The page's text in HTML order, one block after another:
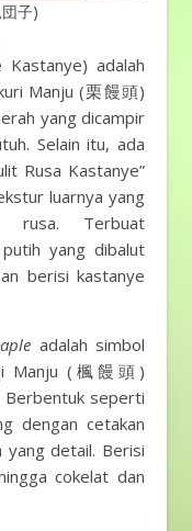
子)
adalah
Manju (栗饅頭)
yang dicampir
Selain itu, ada
Rusa Kastanye”
luarnya yang
rusa. Terbuat
yang dibalut
berisi kastanye
adalah simbol
Manju (楓饅頭)
Berbentuk seperti
dengan cetakan
yang detail. Berisi
cokelat dan